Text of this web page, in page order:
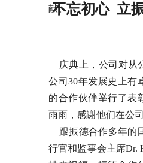
献。
不忘初心 立
庆典上，公司对从
公司30年发展史上有
的合作伙伴举行了表
雨雨，感谢他们在公
跟振德合作多年的
行官和监事会主席Dr.